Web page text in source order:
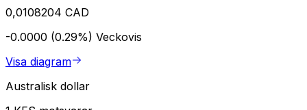
0,0108204 CAD
-0.0000 (0.29%) Veckovis
Visa diagram
Australisk dollar